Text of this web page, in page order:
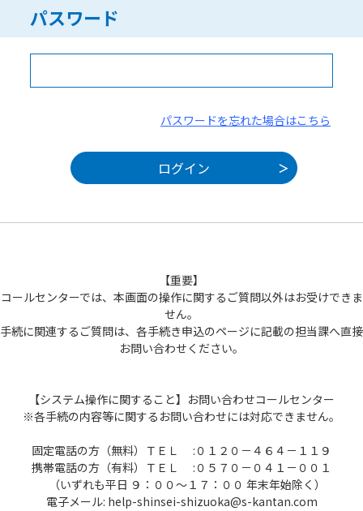
パスワード
パスワードを忘れた場合はこちら
【重要】
コールセンターでは、本画面の操作に関するご質問以外はお受けできま
せん。
手続に関連するご質問は、各手続き申込のページに記載の担当課へ直接
お問い合わせください。
【システム操作に関すること】お問い合わせコールセンター
※各手続の内容等に関するお問い合わせには対応できません。
固定電話の方（無料）ＴＥＬ :０１２０－４６４－１１９
携帯電話の方（有料）ＴＥＬ :０５７０－０４１－００１
（いずれも平日 ９：００～１７：００ 年末年始除く）
電子メール: help-shinsei-shizuoka@s-kantan.com